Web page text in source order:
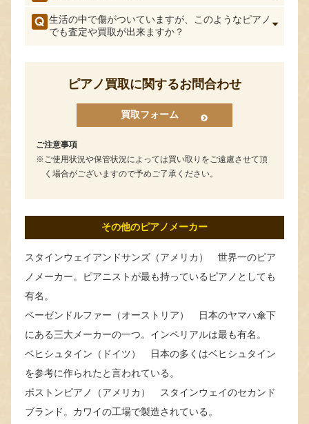
生活の中で傷がついていますが、このようなピアノ
でも査定や買取が出来ますか？
ピアノ買取に関するお問合わせ
買取フォーム
ご注意事項
ご使用状況や保管状況によっては買い取りをご遠慮させて頂
く場合がございますので予めご了承ください。
その他のピアノメーカー
スタインウェイアンドサンズ（アメリカ） 世界一のピア
ノメーカー。ピアニストが最も持っているピアノとしても
有名。
ベーゼンドルファー（オーストリア） 日本のヤマハ傘下
にある三大メーカーの一つ。インペリアルは最も有名。
ベヒシュタイン（ドイツ） 日本の多くはベヒシュタイン
を参考に作られたと言われている。
ボストンピアノ（アメリカ） スタインウェイのセカンド
ブランド。カワイの工場で製造されている。